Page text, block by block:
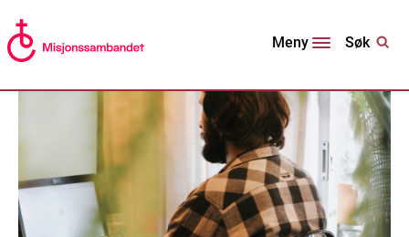
Meny Søk